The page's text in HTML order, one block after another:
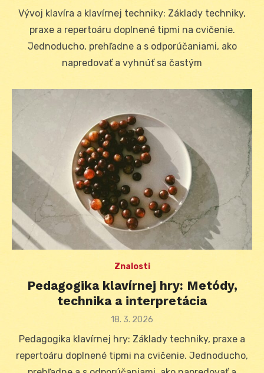
Vývoj klavíra a klavírnej techniky: Základy techniky,
praxe a repertoáru doplnené tipmi na cvičenie.
Jednoducho, prehľadne a s odporúčaniami, ako
napredovať a vyhnúť sa častým
Znalosti
Pedagogika klavírnej hry: Metódy,
technika a interpretácia
Posted
18. 3. 2026
Pedagogika klavírnej hry: Základy techniky, praxe a
repertoáru doplnené tipmi na cvičenie. Jednoducho,